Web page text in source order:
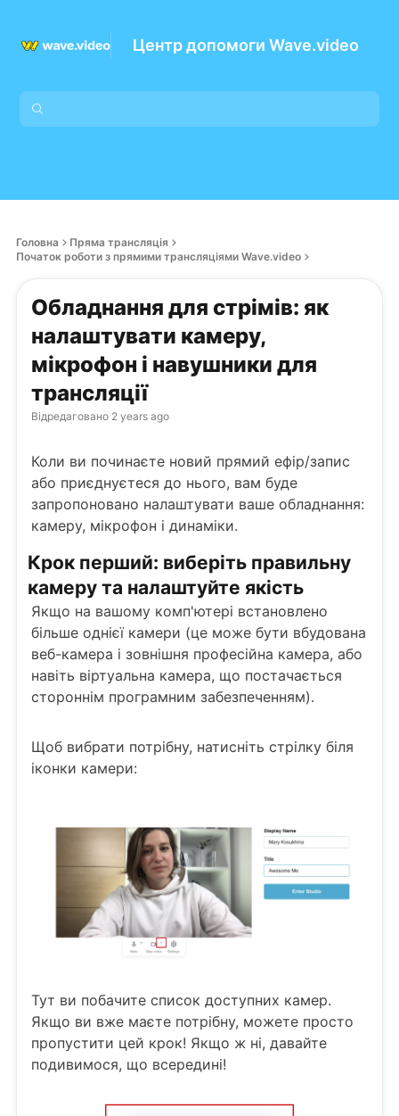
Центр допомоги Wave.video
Головна
Пряма трансляція
Початок роботи з прямими трансляціями Wave.video
Обладнання для стрімів: як
налаштувати камеру,
мікрофон і навушники для
трансляції
Відредаговано 2 years ago
Коли ви починаєте новий прямий ефір/запис
або приєднуєтеся до нього, вам буде
запропоновано налаштувати ваше обладнання:
камеру, мікрофон і динаміки.
Крок перший: виберіть правильну
камеру та налаштуйте якість
Якщо на вашому комп'ютері встановлено
більше однієї камери (це може бути вбудована
веб-камера і зовнішня професійна камера, або
навіть віртуальна камера, що постачається
стороннім програмним забезпеченням).
Щоб вибрати потрібну, натисніть стрілку біля
іконки камери:
Тут ви побачите список доступних камер.
Якщо ви вже маєте потрібну, можете просто
пропустити цей крок! Якщо ж ні, давайте
подивимося, що всередині!